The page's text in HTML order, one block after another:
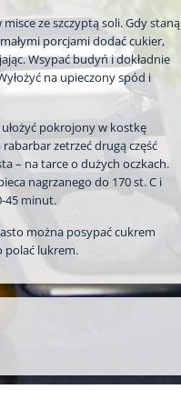
misce ze szczyptą soli. Gdy staną
porcjami dodać cukier,
Wsypać budyń i dokładnie
na upieczony spód i
pokrojony w kostkę
zetrzeć drugą część
– na tarce o dużych oczkach.
nagrzanego do 170 st. C i
45 minut.
można posypać cukrem
polać lukrem.